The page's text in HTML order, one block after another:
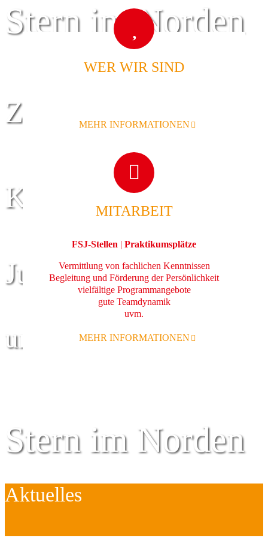
Stern im Norden
Zentrum für
Kinder
Jugend
und Familie
Stern im Norden
Zentrum für
WER WIR SIND
MEHR INFORMATIONEN
MITARBEIT
FSJ-Stellen | Praktikumsplätze
Vermittlung von fachlichen Kenntnissen
Begleitung und Förderung der Persönlichkeit
vielfältige Programmangebote
gute Teamdynamik
uvm.
MEHR INFORMATIONEN
Aktuelles